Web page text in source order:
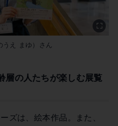
うえ まゆ）さん
層の人たちが楽しむ展覧
ズは、絵本作品。また、